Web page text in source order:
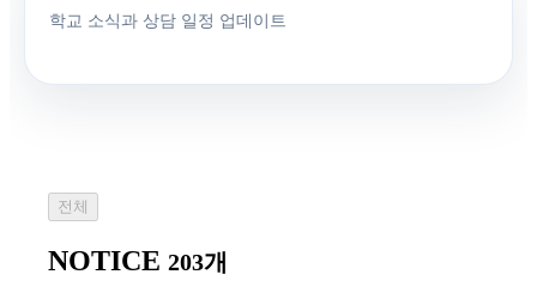
학교 소식과 상담 일정 업데이트
전체
NOTICE203개